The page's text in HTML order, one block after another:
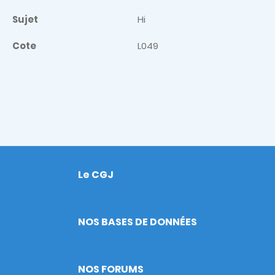
Sujet Hi
Cote L049
Footer
Le CGJ
NOS BASES DE DONNÉES
NOS FORUMS